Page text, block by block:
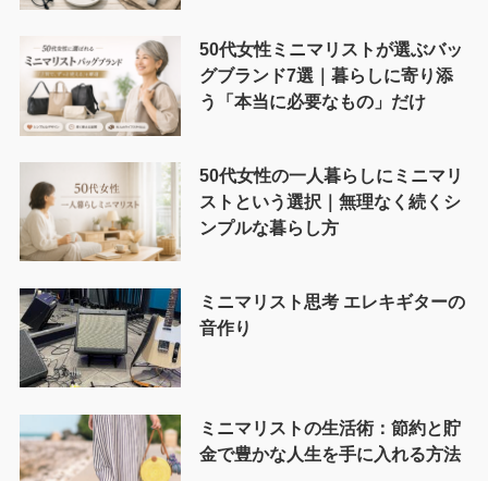
50代女性ミニマリストが選ぶバッ
グブランド7選｜暮らしに寄り添
う「本当に必要なもの」だけ
50代女性の一人暮らしにミニマリ
ストという選択｜無理なく続くシ
ンプルな暮らし方
ミニマリスト思考 エレキギターの
音作り
ミニマリストの生活術：節約と貯
金で豊かな人生を手に入れる方法